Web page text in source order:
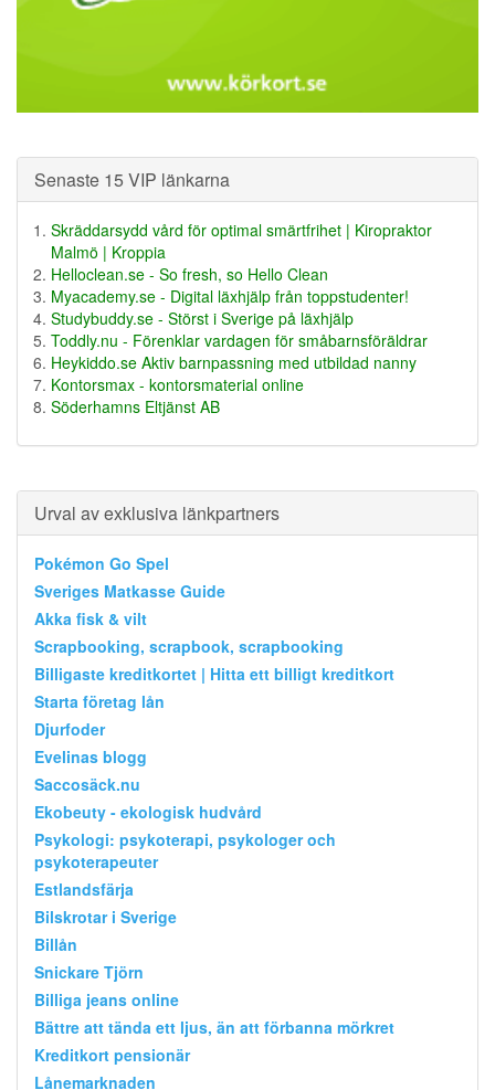
Senaste 15 VIP länkarna
Skräddarsydd vård för optimal smärtfrihet | Kiropraktor
Malmö | Kroppia
Helloclean.se - So fresh, so Hello Clean
Myacademy.se - Digital läxhjälp från toppstudenter!
Studybuddy.se - Störst i Sverige på läxhjälp
Toddly.nu - Förenklar vardagen för småbarnsföräldrar
Heykiddo.se Aktiv barnpassning med utbildad nanny
Kontorsmax - kontorsmaterial online
Söderhamns Eltjänst AB
Urval av exklusiva länkpartners
Pokémon Go Spel
Sveriges Matkasse Guide
Akka fisk & vilt
Scrapbooking, scrapbook, scrapbooking
Billigaste kreditkortet | Hitta ett billigt kreditkort
Starta företag lån
Djurfoder
Evelinas blogg
Saccosäck.nu
Ekobeuty - ekologisk hudvård
Psykologi: psykoterapi, psykologer och
psykoterapeuter
Estlandsfärja
Bilskrotar i Sverige
Billån
Snickare Tjörn
Billiga jeans online
Bättre att tända ett ljus, än att förbanna mörkret
Kreditkort pensionär
Lånemarknaden